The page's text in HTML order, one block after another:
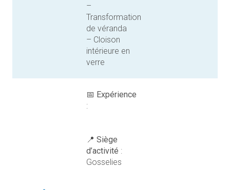
–
Transformation
de véranda
– Cloison
intérieure en
verre
📅 Expérience
:
📍 Siège
d’activité :
Gosselies